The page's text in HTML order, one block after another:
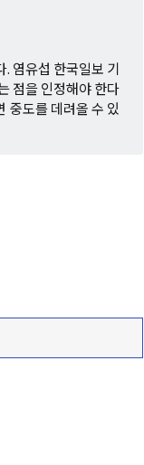
염유섭 한국일보 기
점을 인정해야 한다
중도를 데려올 수 있